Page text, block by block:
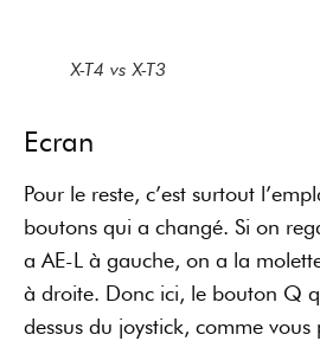
X-T4 vs X-T3
Ecran
Pour le reste, c’est surtout
boutons qui a changé. Si on
a AE-L à gauche, on a la
à droite. Donc ici, le bouton Q
dessus du joystick, comme vous